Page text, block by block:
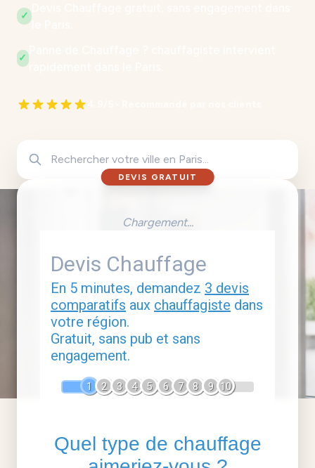
✓
✓
rapidement dans le Paris.
DEVIS GRATUIT
Chargement...
Devis Chauffage
En 5 minutes, demandez 3 devis
comparatifs aux chauffagiste dans
votre région.
Gratuit, sans pub et sans
engagement.
1 2 3 4 5 6 7 8 9 10
Quel type de chauffage